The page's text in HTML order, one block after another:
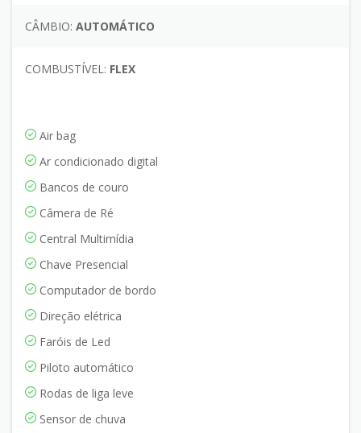
CÂMBIO: AUTOMÁTICO
COMBUSTÍVEL: FLEX
Air bag
Ar condicionado digital
Bancos de couro
Câmera de Ré
Central Multimídia
Chave Presencial
Computador de bordo
Direção elétrica
Faróis de Led
Piloto automático
Rodas de liga leve
Sensor de chuva